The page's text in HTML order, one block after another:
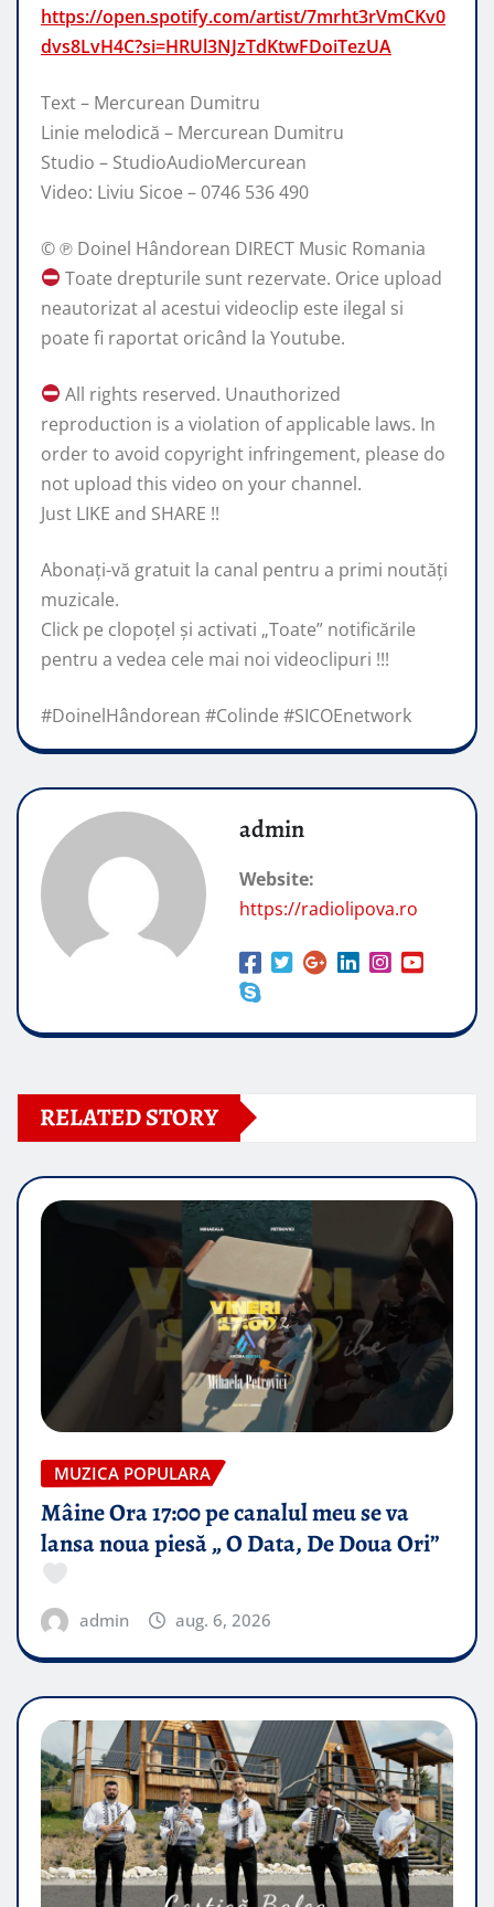
https://open.spotify.com/artist/7mrht3rVmCKv0
dvs8LvH4C?si=HRUl3NJzTdKtwFDoiTezUA
Text – Mercurean Dumitru
Linie melodică – Mercurean Dumitru
Studio – StudioAudioMercurean
Video: Liviu Sicoe – 0746 536 490
© ℗ Doinel Hândorean DIRECT Music Romania
Toate drepturile sunt rezervate. Orice upload
neautorizat al acestui videoclip este ilegal si
poate fi raportat oricând la Youtube.
All rights reserved. Unauthorized
reproduction is a violation of applicable laws. In
order to avoid copyright infringement, please do
not upload this video on your channel.
Just LIKE and SHARE !!
Abonaţi-vă gratuit la canal pentru a primi noutăţi
muzicale.
Click pe clopoţel și activati „Toate” notificările
pentru a vedea cele mai noi videoclipuri !!!
#DoinelHândorean #Colinde #SICOEnetwork
admin
Website:
https://radiolipova.ro
RELATED STORY
MUZICA POPULARA
Mâine Ora 17:00 pe canalul meu se va
lansa noua piesă „ O Data, De Doua Ori”
admin aug. 6, 2026